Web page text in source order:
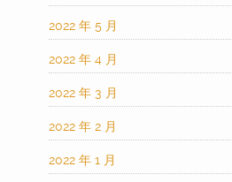
2022 年 5 月
2022 年 4 月
2022 年 3 月
2022 年 2 月
2022 年 1 月